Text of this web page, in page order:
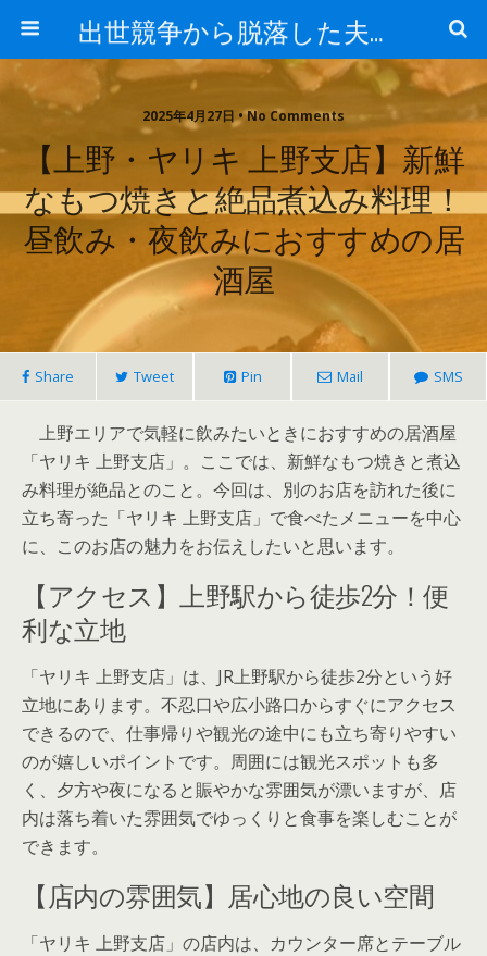
出世競争から脱落した夫と妻の日常
2025年4月27日 • No Comments
【上野・ヤリキ 上野支店】新鮮
なもつ焼きと絶品煮込み料理！
昼飲み・夜飲みにおすすめの居
酒屋
Share Tweet Pin Mail SMS
上野エリアで気軽に飲みたいときにおすすめの居酒屋
「ヤリキ 上野支店」。ここでは、新鮮なもつ焼きと煮込
み料理が絶品とのこと。今回は、別のお店を訪れた後に
立ち寄った「ヤリキ 上野支店」で食べたメニューを中心
に、このお店の魅力をお伝えしたいと思います。
【アクセス】上野駅から徒歩2分！便
利な立地
「ヤリキ 上野支店」は、JR上野駅から徒歩2分という好
立地にあります。不忍口や広小路口からすぐにアクセス
できるので、仕事帰りや観光の途中にも立ち寄りやすい
のが嬉しいポイントです。周囲には観光スポットも多
く、夕方や夜になると賑やかな雰囲気が漂いますが、店
内は落ち着いた雰囲気でゆっくりと食事を楽しむことが
できます。
【店内の雰囲気】居心地の良い空間
「ヤリキ 上野支店」の店内は、カウンター席とテーブル